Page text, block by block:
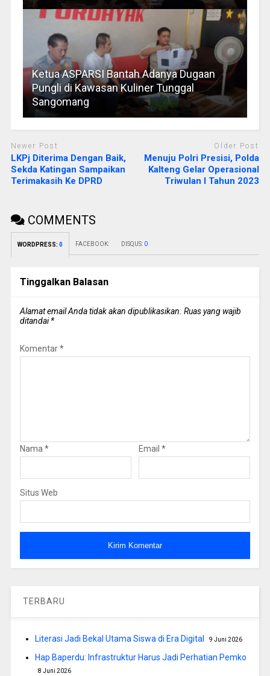
Ketua ASPARSI Bantah Adanya Dugaan
Pungli di Kawasan Kuliner Tunggal
Sangomang
Newer Post
LKPj Diterima Dengan Baik,
Sekda Katingan Sampaikan
Terimakasih Ke DPRD
Older Post
Menuju Polri Presisi, Polda
Kalteng Gelar Operasional
Triwulan I Tahun 2023
COMMENTS
WORDPRESS: 0 FACEBOOK: DISQUS: 0
Tinggalkan Balasan
Alamat email Anda tidak akan dipublikasikan. Ruas yang wajib
ditandai*
Komentar*
Nama * Email *
Situs Web
TERBARU
Literasi Jadi Bekal Utama Siswa di Era Digital 9 Juni 2026
Hap Baperdu: Infrastruktur Harus Jadi Perhatian Pemko
8 Juni 2026